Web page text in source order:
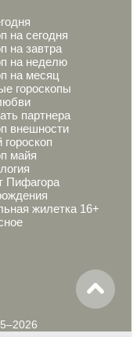
на сегодня
на завтра
на неделю
на месяц
гороскопы
партнера
внешности
гороскоп
майя
Пифагора
жилетка 16+